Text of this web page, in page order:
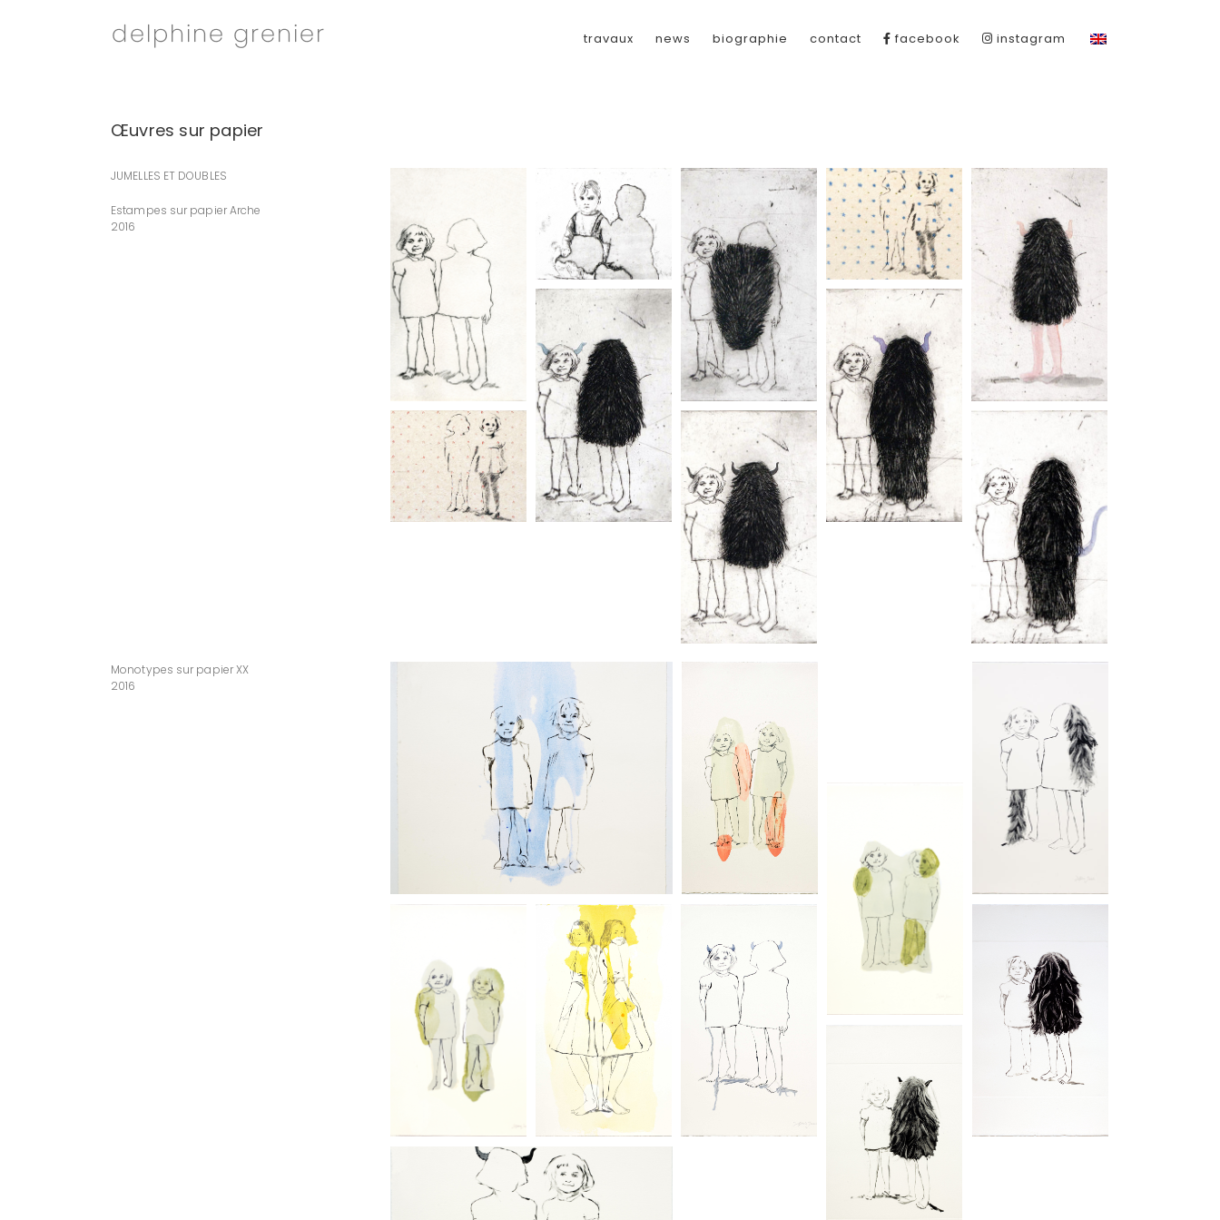
travaux news biographie contact facebook instagram
Œuvres sur papier
JUMELLES ET DOUBLES
Estampes sur papier Arche
2016
Monotypes sur papier XX
2016